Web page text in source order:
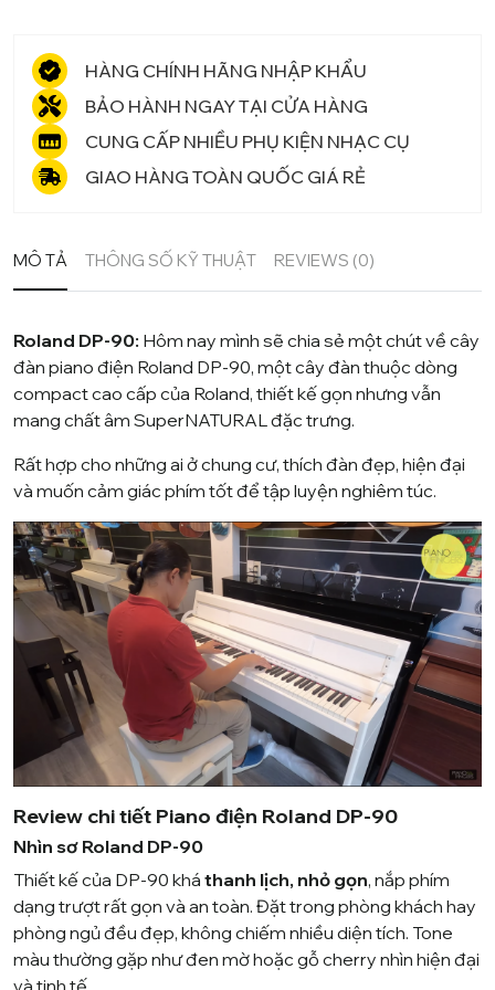
HÀNG CHÍNH HÃNG NHẬP KHẨU
BẢO HÀNH NGAY TẠI CỬA HÀNG
CUNG CẤP NHIỀU PHỤ KIỆN NHẠC CỤ
GIAO HÀNG TOÀN QUỐC GIÁ RẺ
MÔ TẢ THÔNG SỐ KỸ THUẬT REVIEWS (0)
Roland DP-90: Hôm nay mình sẽ chia sẻ một chút về cây
đàn piano điện Roland DP-90, một cây đàn thuộc dòng
compact cao cấp của Roland, thiết kế gọn nhưng vẫn
mang chất âm SuperNATURAL đặc trưng.
Rất hợp cho những ai ở chung cư, thích đàn đẹp, hiện đại
và muốn cảm giác phím tốt để tập luyện nghiêm túc.
Review chi tiết Piano điện Roland DP-90
Nhìn sơ Roland DP-90
Thiết kế của DP-90 khá thanh lịch, nhỏ gọn, nắp phím
dạng trượt rất gọn và an toàn. Đặt trong phòng khách hay
phòng ngủ đều đẹp, không chiếm nhiều diện tích. Tone
màu thường gặp như đen mờ hoặc gỗ cherry nhìn hiện đại
và tinh tế.